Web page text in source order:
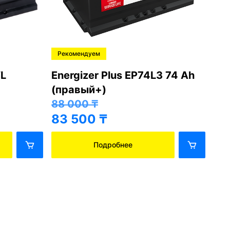
Рекомендуем
Energizer Plus EP74L3 74 Ah
(правый+)
88 000₸
83 500 ₸
Подробнее